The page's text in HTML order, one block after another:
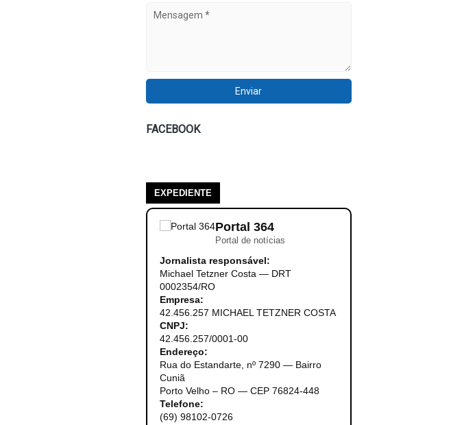
FACEBOOK
EXPEDIENTE
Portal 364
Portal de notícias
Jornalista responsável:
Michael Tetzner Costa — DRT
0002354/RO
Empresa:
42.456.257 MICHAEL TETZNER COSTA
CNPJ:
42.456.257/0001-00
Endereço:
Rua do Estandarte, nº 7290 — Bairro
Cuniã
Porto Velho – RO — CEP 76824-448
Telefone:
(69) 98102-0726